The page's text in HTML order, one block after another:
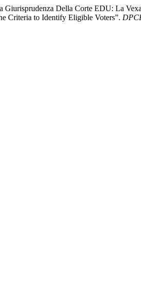
Della Corte EDU: La
Criteria to Identify Eligible Voters”.